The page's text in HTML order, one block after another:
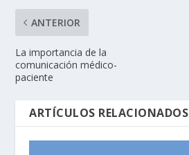
ANTERIOR
La importancia de la
comunicación médico-
paciente
ARTÍCULOS RELACIONADOS